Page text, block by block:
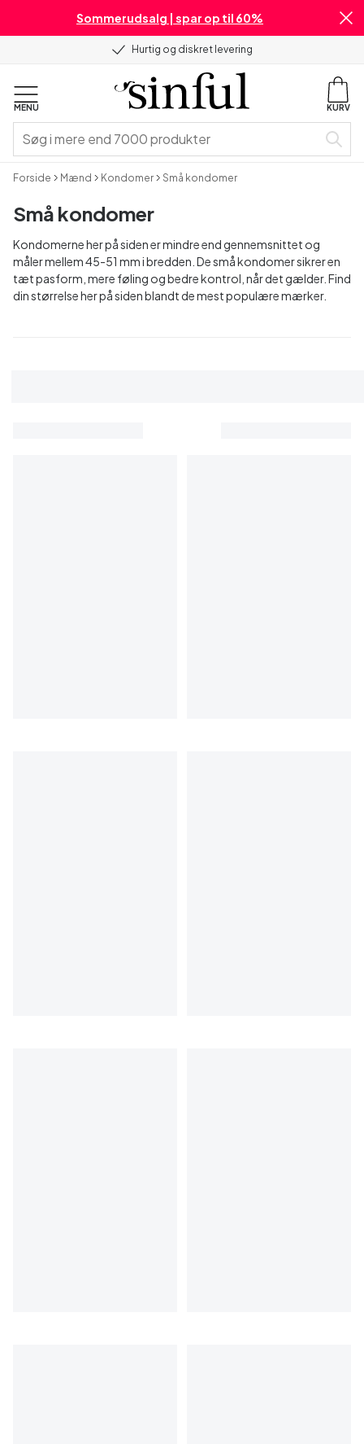
Sommerudsalg | spar op til 60%
Hurtig og diskret levering
MENU KURV
Forside Mænd Kondomer Små kondomer
Små kondomer
Kondomerne her på siden er mindre end gennemsnittet og
måler mellem 45-51 mm i bredden. De små kondomer sikrer en
tæt pasform, mere føling og bedre kontrol, når det gælder. Find
din størrelse her på siden blandt de mest populære mærker.